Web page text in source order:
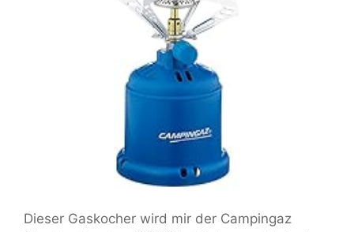
Dieser Gaskocher wird mir der Campingaz